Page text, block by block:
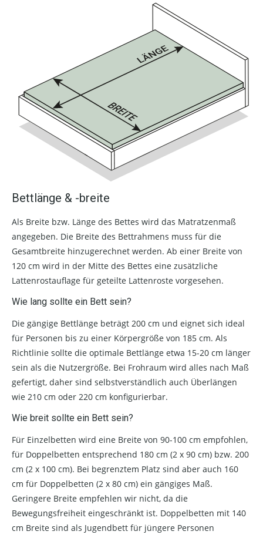
Bettlänge & -breite
Als Breite bzw. Länge des Bettes wird das Matratzenmaß
angegeben. Die Breite des Bettrahmens muss für die
Gesamtbreite hinzugerechnet werden. Ab einer Breite von
120 cm wird in der Mitte des Bettes eine zusätzliche
Lattenrostauflage für geteilte Lattenroste vorgesehen.
Wie lang sollte ein Bett sein?
Die gängige Bettlänge beträgt 200 cm und eignet sich ideal
für Personen bis zu einer Körpergröße von 185 cm. Als
Richtlinie sollte die optimale Bettlänge etwa 15-20 cm länger
sein als die Nutzergröße. Bei Frohraum wird alles nach Maß
gefertigt, daher sind selbstverständlich auch Überlängen
wie 210 cm oder 220 cm konfigurierbar.
Wie breit sollte ein Bett sein?
Für Einzelbetten wird eine Breite von 90-100 cm empfohlen,
für Doppelbetten entsprechend 180 cm (2 x 90 cm) bzw. 200
cm (2 x 100 cm). Bei begrenztem Platz sind aber auch 160
cm für Doppelbetten (2 x 80 cm) ein gängiges Maß.
Geringere Breite empfehlen wir nicht, da die
Bewegungsfreiheit eingeschränkt ist. Doppelbetten mit 140
cm Breite sind als Jugendbett für jüngere Personen